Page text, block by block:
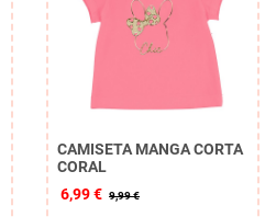
CAMISETA MANGA CORTA
CORAL
6,99 € 9,99 €